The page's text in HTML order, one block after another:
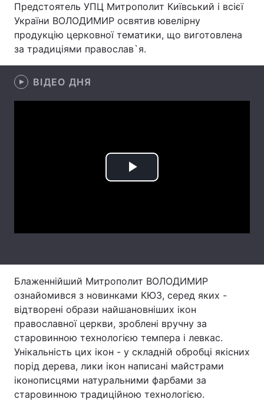
Спорт Наука
Техно і зв'язок Лайт
Зброя
Здоров'я
Послуги
Предстоятель УПЦ Митрополит Київський і всієї
України ВОЛОДИМИР освятив ювелірну
продукцію церковної тематики, що виготовлена
за традиціями православ`я.
ВІДЕО ДНЯ
Play
Блаженнійший Митрополит ВОЛОДИМИР
ознайомився з новинками КЮЗ, серед яких -
відтворені образи найшановніших ікон
православної церкви, зроблені вручну за
старовинною технологією темпера і левкас.
Унікальність цих ікон - у складній обробці якісних
порід дерева, лики ікон написані майстрами
іконописцями натуральними фарбами за
старовинною традиційною технологією.